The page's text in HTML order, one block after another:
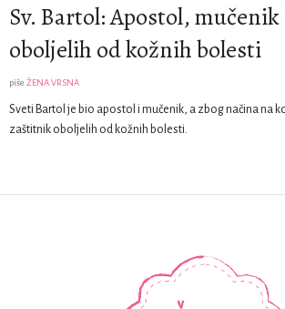
Sv. Bartol: Apostol,
oboljelih od kožnih bolesti
piše ŽENA VRSNA
Sveti Bartol je bio apostol i mučenik, a zbog načina na
zaštitnik oboljelih od kožnih bolesti.